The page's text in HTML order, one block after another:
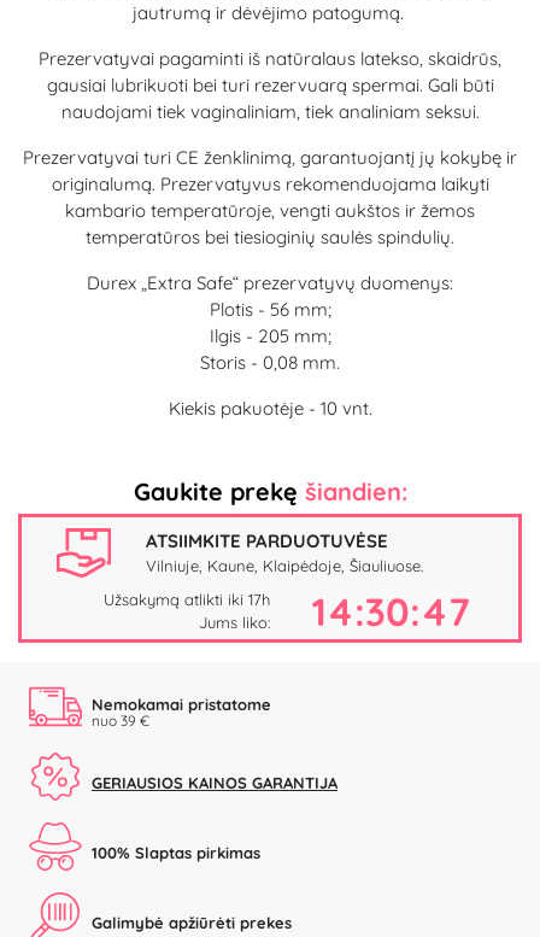
jautrumą ir dėvėjimo patogumą.
Prezervatyvai pagaminti iš natūralaus latekso, skaidrūs,
gausiai lubrikuoti bei turi rezervuarą spermai. Gali būti
naudojami tiek vaginaliniam, tiek analiniam seksui.
Prezervatyvai turi CE ženklinimą, garantuojantį jų kokybę ir
originalumą. Prezervatyvus rekomenduojama laikyti
kambario temperatūroje, vengti aukštos ir žemos
temperatūros bei tiesioginių saulės spindulių.
Durex „Extra Safe“ prezervatyvų duomenys:
Plotis - 56 mm;
Ilgis - 205 mm;
Storis - 0,08 mm.
Kiekis pakuotėje - 10 vnt.
Gaukite prekę šiandien:
ATSIIMKITE PARDUOTUVĖSE
Vilniuje, Kaune, Klaipėdoje, Šiauliuose.
Užsakymą atlikti iki 17h
Jums liko:
14:30:47
Nemokamai pristatome
nuo 39 €
GERIAUSIOS KAINOS GARANTIJA
100% Slaptas pirkimas
Galimybė apžiūrėti prekes